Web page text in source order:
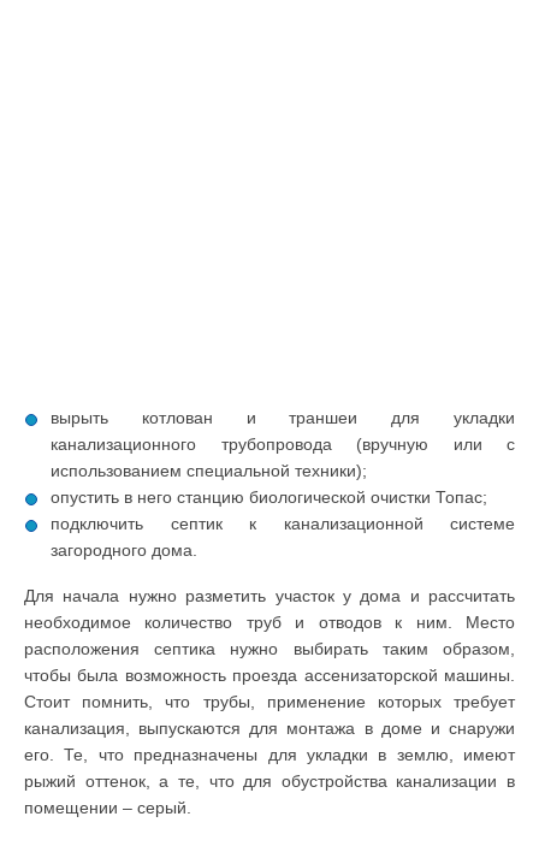
вырыть котлован и траншеи для укладки
канализационного трубопровода (вручную или с
использованием специальной техники);
опустить в него станцию биологической очистки Топас;
подключить септик к канализационной системе
загородного дома.
Для начала нужно разметить участок у дома и рассчитать
необходимое количество труб и отводов к ним. Место
расположения септика нужно выбирать таким образом,
чтобы была возможность проезда ассенизаторской машины.
Стоит помнить, что трубы, применение которых требует
канализация, выпускаются для монтажа в доме и снаружи
его. Те, что предназначены для укладки в землю, имеют
рыжий оттенок, а те, что для обустройства канализации в
помещении – серый.